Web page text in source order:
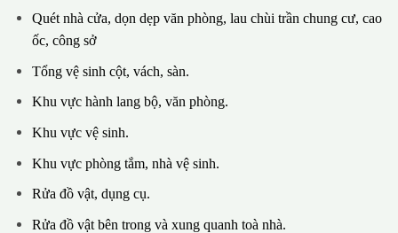
Quét nhà cửa, dọn dẹp văn phòng, lau chùi trần chung cư, cao
ốc, công sở
Tổng vệ sinh cột, vách, sàn.
Khu vực hành lang bộ, văn phòng.
Khu vực vệ sinh.
Khu vực phòng tắm, nhà vệ sinh.
Rửa đồ vật, dụng cụ.
Rửa đồ vật bên trong và xung quanh toà nhà.